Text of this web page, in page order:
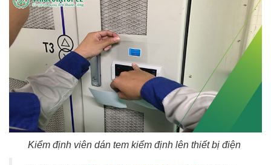
Kiểm định viên dán tem kiểm định lên thiết bị điện